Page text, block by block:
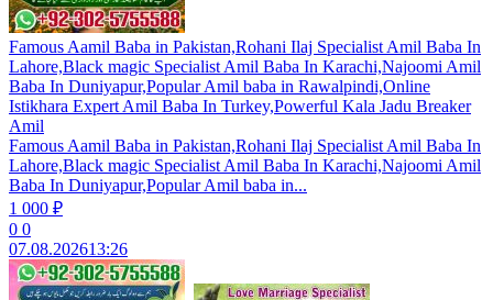
Famous Aamil Baba in Pakistan,Rohani Ilaj Specialist Amil Baba In
Lahore,Black magic Specialist Amil Baba In Karachi,Najoomi Amil
Baba In Duniyapur,Popular Amil baba in Rawalpindi,Online
Istikhara Expert Amil Baba In Turkey,Powerful Kala Jadu Breaker
Amil
Famous Aamil Baba in Pakistan,Rohani Ilaj Specialist Amil Baba In
Lahore,Black magic Specialist Amil Baba In Karachi,Najoomi Amil
Baba In Duniyapur,Popular Amil baba in...
1 000 ₽
0 0
07.08.202613:26